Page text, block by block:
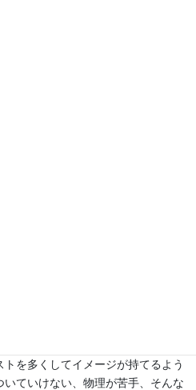
を多くしてイメージが持てるよう
いていけない、物理が苦手、そんな